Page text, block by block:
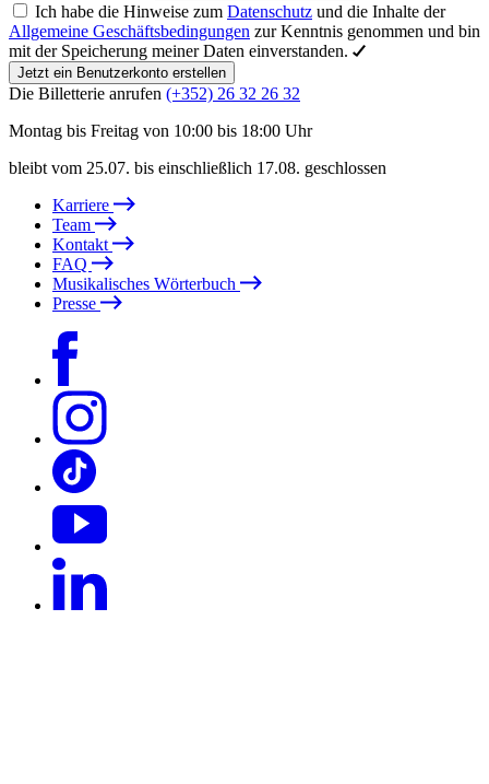
Ich habe die Hinweise zum Datenschutz und die Inhalte der
Allgemeine Geschäftsbedingungen zur Kenntnis genommen und bin
mit der Speicherung meiner Daten einverstanden.
Jetzt ein Benutzerkonto erstellen
Die Billetterie anrufen (+352) 26 32 26 32
Montag bis Freitag von 10:00 bis 18:00 Uhr
bleibt vom 25.07. bis einschließlich 17.08. geschlossen
Karriere
Team
Kontakt
FAQ
Musikalisches Wörterbuch
Presse